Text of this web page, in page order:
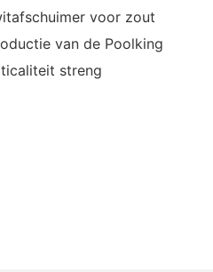
voor zout
van de Poolking
streng